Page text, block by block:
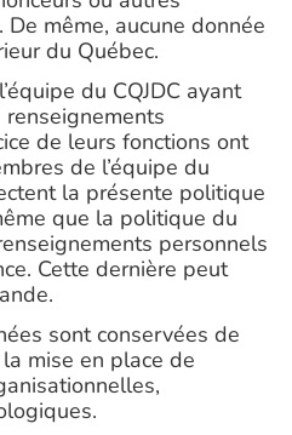
même, aucune donnée
du Québec.
du CQJDC ayant
de leurs fonctions ont
de l’équipe du
la présente politique
que la politique du
personnels
Cette dernière peut
sont conservées de
mise en place de